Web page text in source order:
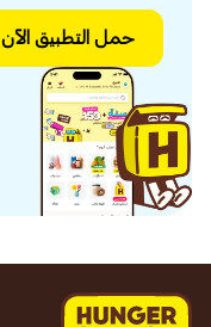
حمل التطبيق الآن